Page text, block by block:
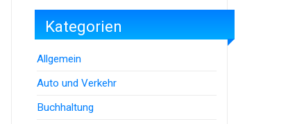
Kategorien
Allgemein
Auto und Verkehr
Buchhaltung